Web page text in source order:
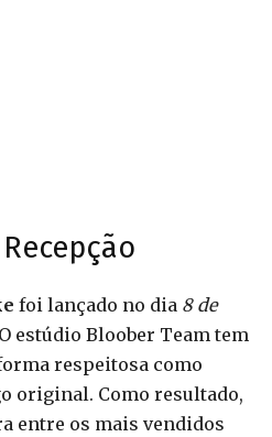
foi lançado no dia 8 de
estúdio Bloober Team tem
respeitosa como
original. Como resultado,
entre os mais vendidos